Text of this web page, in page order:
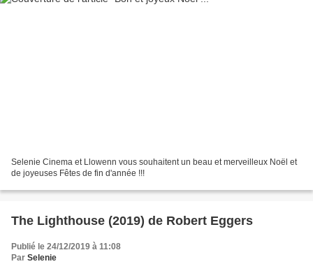
Selenie Cinema et Llowenn vous souhaitent un beau et merveilleux Noël et
de joyeuses Fêtes de fin d'année !!!
The Lighthouse (2019) de Robert Eggers
Publié le 24/12/2019 à 11:08
Par Selenie